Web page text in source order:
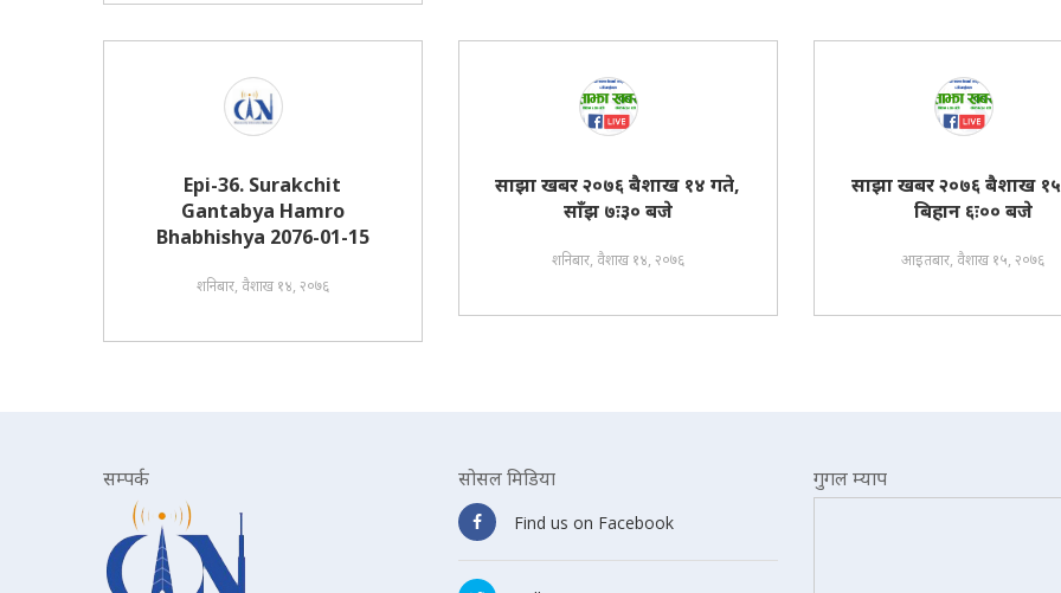
Epi-36. Surakchit
Gantabya Hamro
Bhabhishya 2076-01-15
शनिबार, वैशाख १४, २०७६
साझा खबर २०७६ बैशाख १४ गते,
साँझ ७ः३० बजे
शनिबार, वैशाख १४, २०७६
साझा खबर २०७६ बैशाख
बिहान ६ः०० बजे
आइतबार, वैशाख १५, २०७६
सम्पर्क सोसल मिडिया
Find us on Facebook
गुगल म्याप